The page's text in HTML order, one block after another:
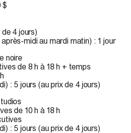
$
4 jours)
midi au mardi matin) : 1 jour
noire
de 8 h à 18 h + temps
: 5 jours (au prix de 4 jours)
de 10 h à 18 h
: 5 jours (au prix de 4 jours)